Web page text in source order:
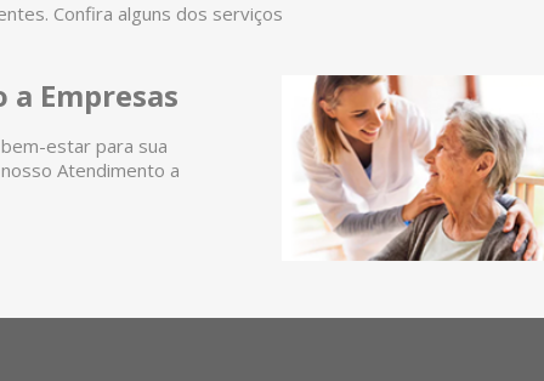
Confira alguns dos serviços
Empresas
estar para sua
Atendimento a